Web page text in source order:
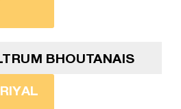
BHOUTANAIS